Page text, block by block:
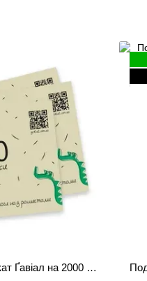
Подарунковий сертифікат Ґавіал на 2000 грн